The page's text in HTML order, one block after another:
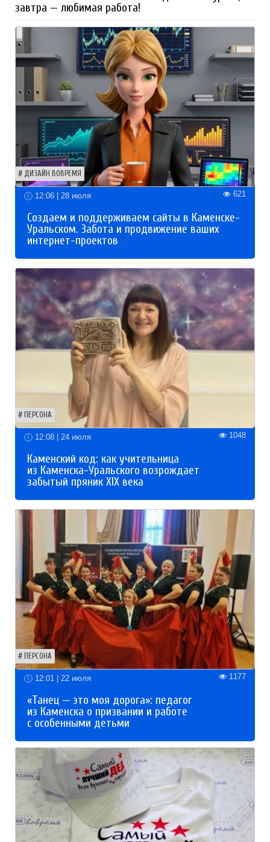
завтра — любимая работа!
ДИЗАЙН ВОВРЕМЯ
12:06 | 28 июля 621
Создаем и поддерживаем сайты в Каменске-
Уральском. Забота и продвижение ваших
интернет-проектов
ПЕРСОНА
12:08 | 24 июля 1048
Каменский код: как учительница
из Каменска-Уральского возрождает
забытый пряник XIX века
ПЕРСОНА
12:01 | 22 июля 1177
«Танец — это моя дорога»: педагог
из Каменска о призвании и работе
с особенными детьми